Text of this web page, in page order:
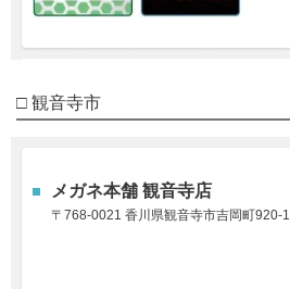
□ 観音寺市
メガネ本舗 観音寺店
〒768-0021 香川県観音寺市吉岡町920-1